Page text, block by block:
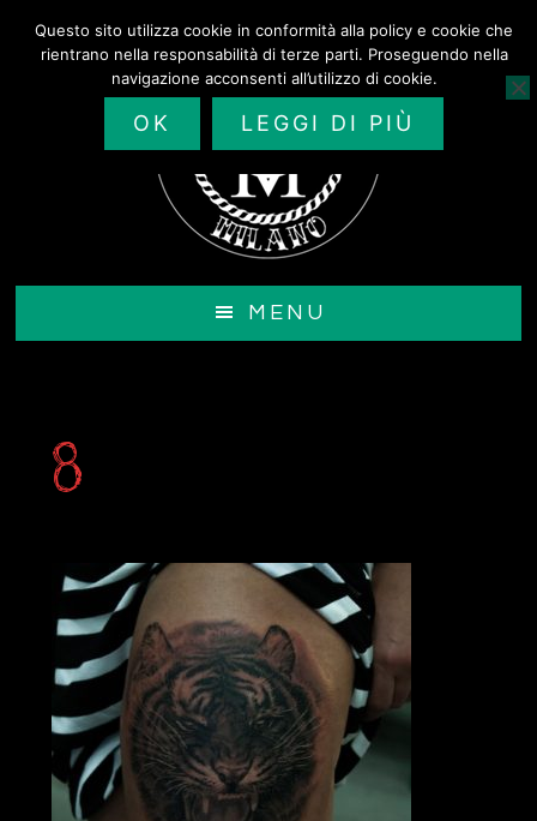
MENU
8
Questo sito utilizza cookie in conformità alla policy e cookie che
rientrano nella responsabilità di terze parti. Proseguendo nella
navigazione acconsenti all’utilizzo di cookie.
OK LEGGI DI PIÙ